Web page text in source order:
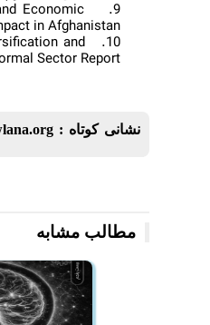
نشانی کوتاه :
مطالب مشابه